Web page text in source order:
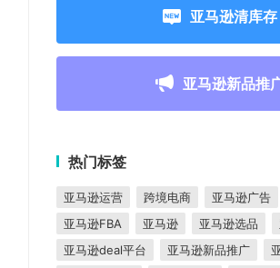
亚马逊清库存
亚马逊新品推
热门标签
亚马逊运营 跨境电商 亚马逊广告
亚马逊FBA
亚马逊 亚马逊选品
亚马逊deal平台
亚马逊新品推广